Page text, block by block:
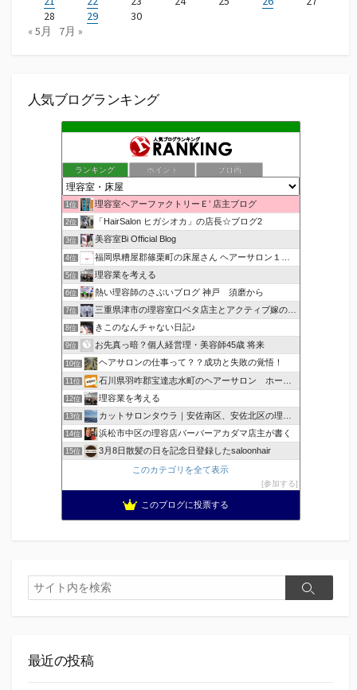
28
29
30
« 5月
7月 »
人気ブログランキング
ランキング ポイント ブロ画
1位 理容室ヘアーファクトリーＥ’ 店主ブログ
2位 「HairSalon ヒガシオカ」の店長☆ブログ2
3位 美容室Bi Official Blog
4位 福岡県糟屋郡篠栗町の床屋さん ヘアーサロン１２３公式ブログ
5位 理容業を考える
6位 熱い理容師のさぶいブログ 神戸 須磨から
7位 三重県津市の理容室口ベタ店主とアクティブ嫁のblog
8位 きこのなんチャない日記♪
9位 お先真っ暗？個人経営理・美容師45歳 将来
10位 ヘアサロンの仕事って？？成功と失敗の覚悟！
11位 石川県羽咋郡宝達志水町のヘアーサロン ホープヘアーズ
12位 理容業を考える
13位 カットサロンタウラ｜安佐南区、安佐北区の理美容院
14位 浜松市中区の理容店バーバーアカダマ店主が書く
15位
3月8日散髪の日を記念日登録したsaloonhair
このカテゴリを全て表示
参加する
このブログに投票する
検
索
検
最近の投稿